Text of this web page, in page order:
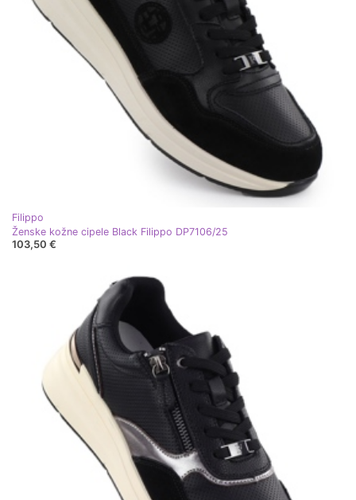
Filippo
Ženske kožne cipele Black Filippo DP7106/25
103,50 €